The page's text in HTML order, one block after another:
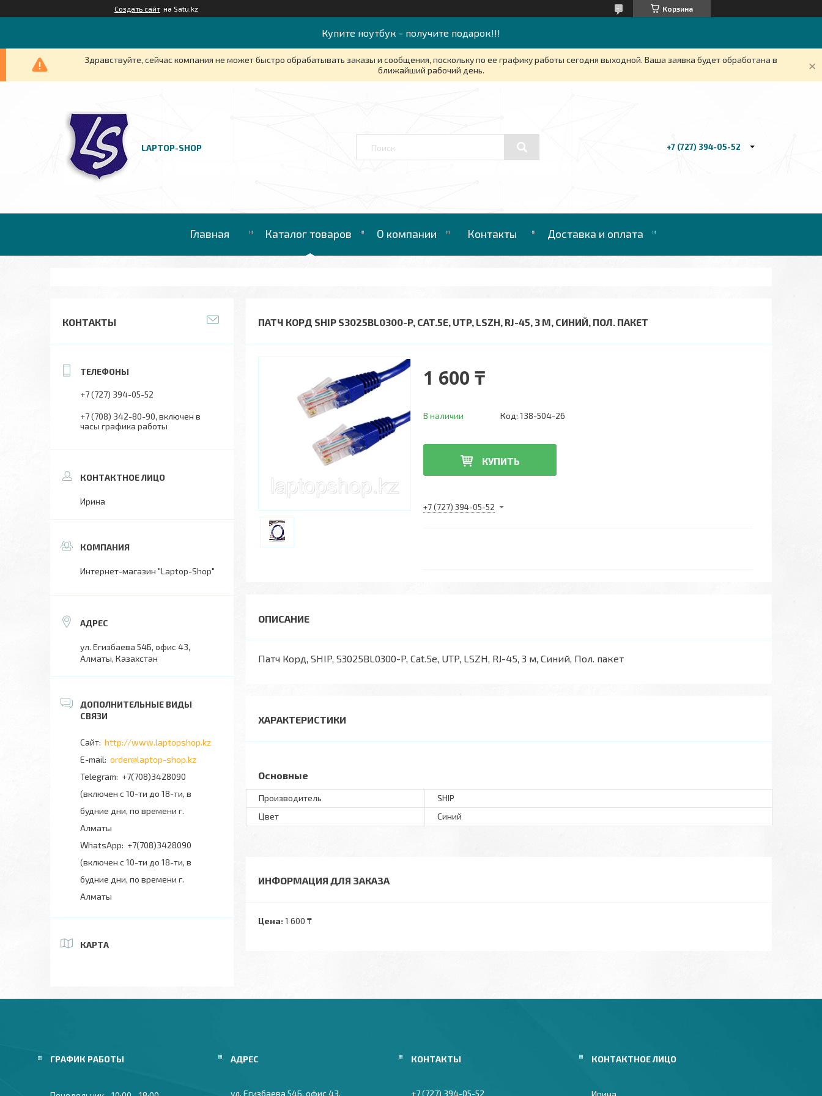
Создать сайт на Satu.kz Корзина
Купите ноутбук - получите подарок!!!
Здравствуйте, сейчас компания не может быстро обрабатывать заказы и сообщения, поскольку по ее графику работы сегодня выходной. Ваша заявка будет обработана в
ближайший рабочий день.
LAPTOP-SHOP +7 (727) 394-05-52
Главная Каталог товаров О компании Контакты Доставка и оплата
ПАТЧ КОРД SHIP S3025BL0300-P, CAT.5E, UTP, LSZH, RJ-45, 3 М, СИНИЙ, ПОЛ. ПАКЕТ
1 600 ₸
В наличии Код: 138-504-26
КУПИТЬ
+7 (727) 394-05-52
Патч Корд, SHIP, S3025BL0300-P, Cat.5e, UTP, LSZH, RJ-45, 3 м, Синий, Пол. пакет
ХАРАКТЕРИСТИКИ
Основные
Производитель
SHIP
Цвет
Синий
ИНФОРМАЦИЯ ДЛЯ ЗАКАЗА
Цена: 1 600 ₸
КОНТАКТЫ
+7 (727) 394-05-52
+7 (708) 342-80-90 включен в
часы графика работы
Ирина
Интернет-магазин "Laptop-Shop"
ул. Егизбаева 54Б, офис 43,
Алматы, Казахстан
http://www.laptopshop.kz
order@laptop-shop.kz
+7(708)3428090
(включен с 10-ти до 18-ти, в
будние дни, по времени г.
Алматы
+7(708)3428090
(включен с 10-ти до 18-ти, в
будние дни, по времени г.
Алматы
КАРТА
ГРАФИК РАБОТЫ
ул. Егизбаева 54Б, офис 43, +7 (727) 394-05-52 Ирина